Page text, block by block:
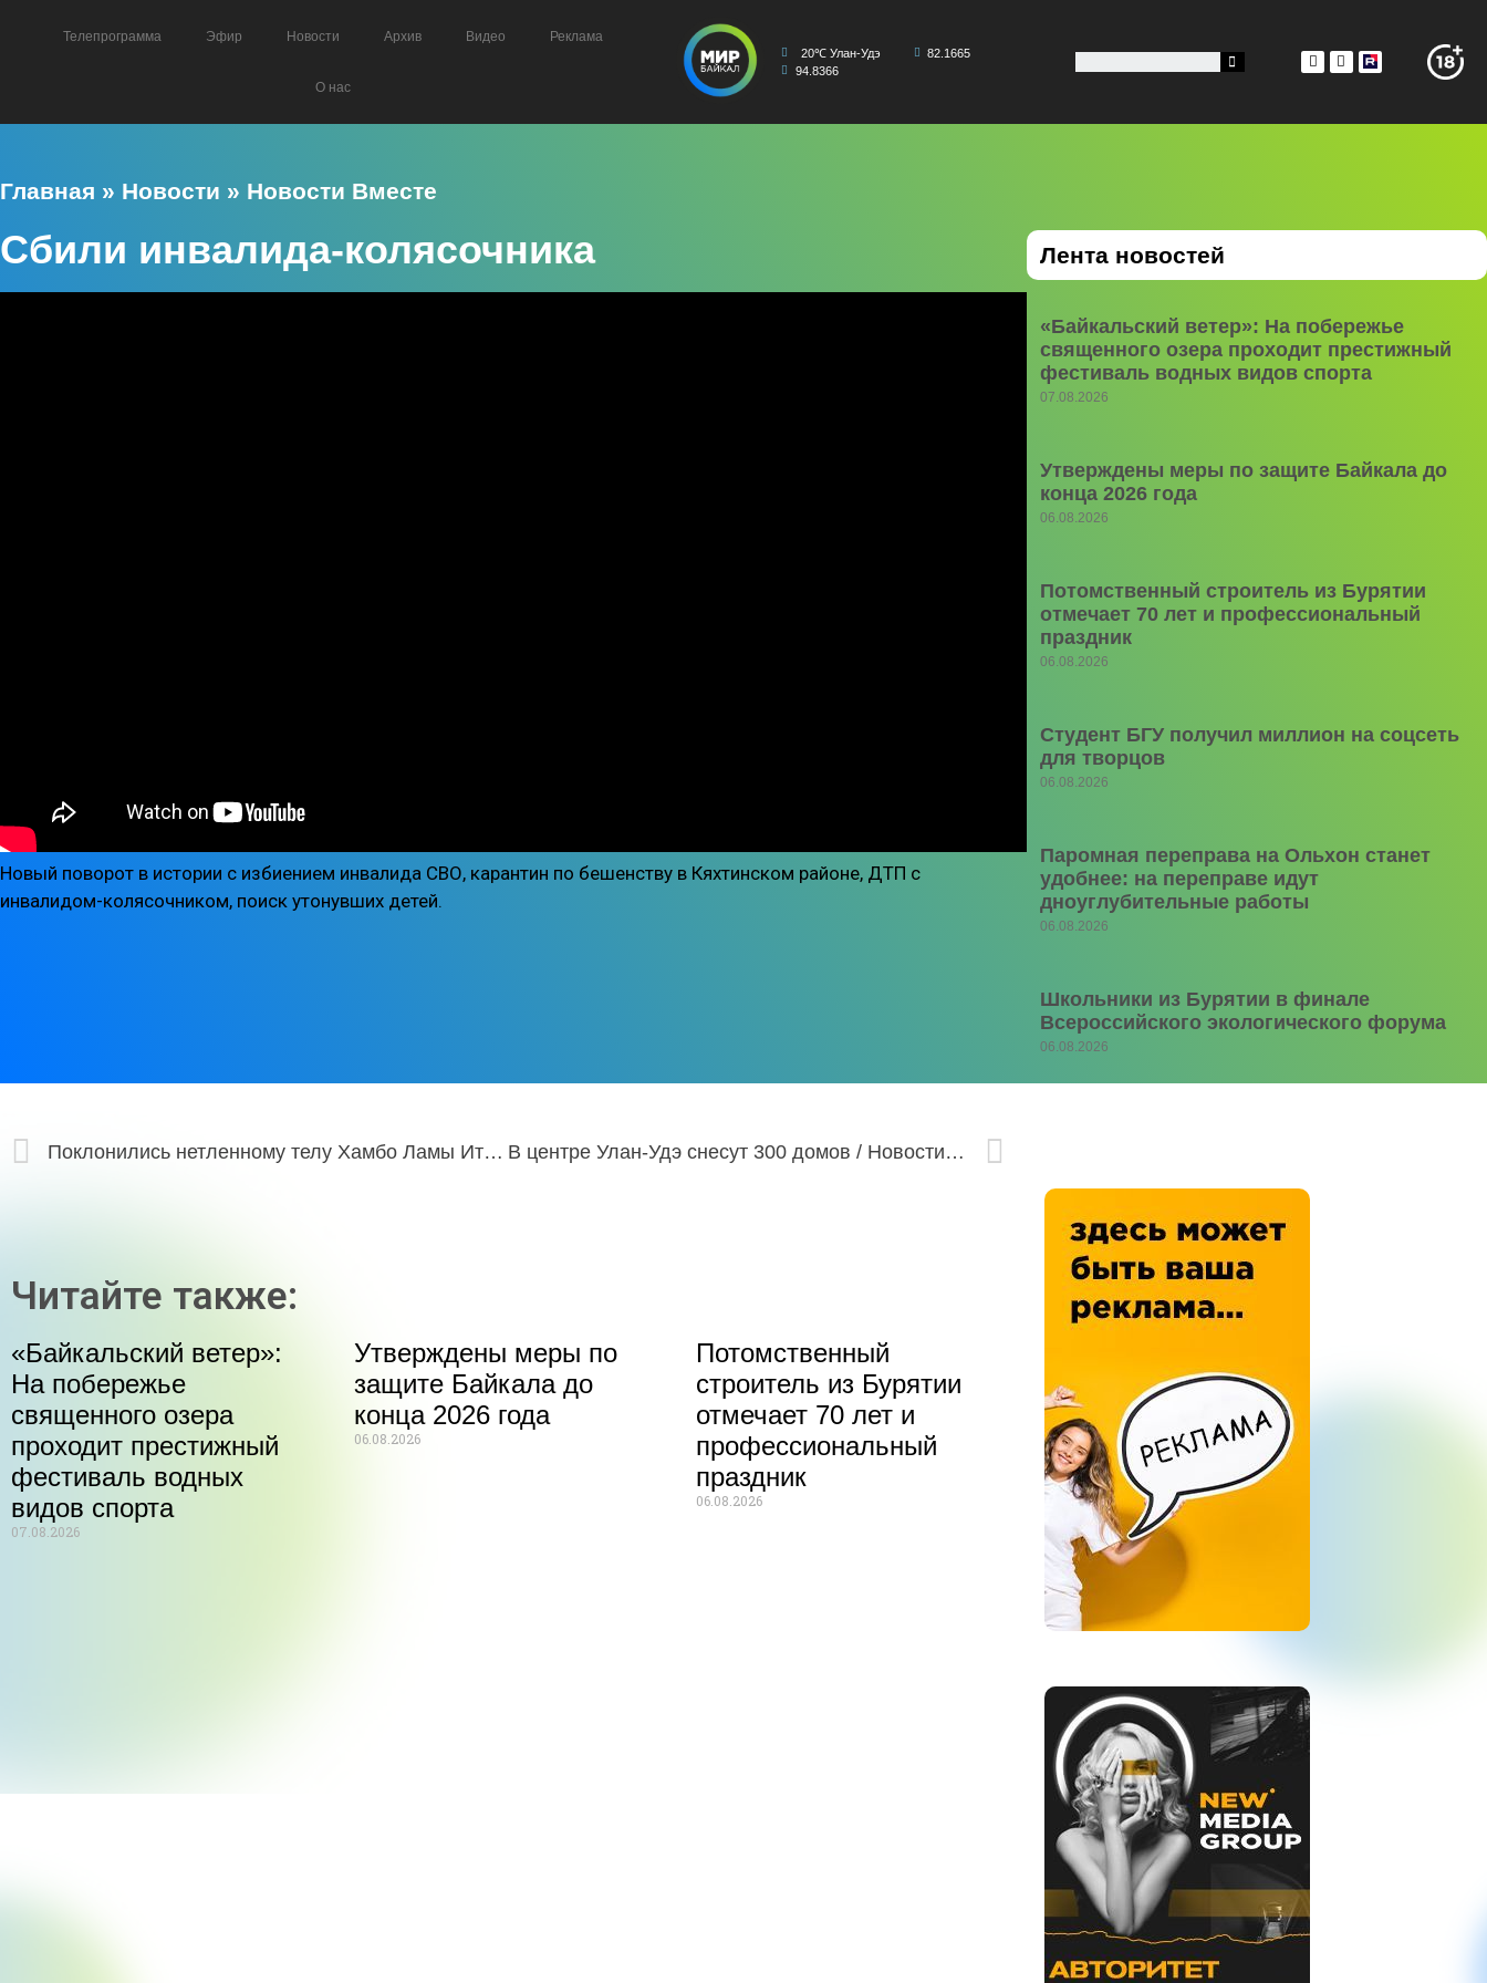
Телепрограмма Эфир Новости Архив Видео Реклама
О нас
20℃ Улан-Удэ
82.1665
94.8366
Главная » Новости » Новости Вместе
Сбили инвалида-колясочника
Новый поворот в истории с избиением инвалида СВО, карантин по бешенству в Кяхтинском районе, ДТП с
инвалидом-колясочником, поиск утонувших детей.
Лента новостей
«Байкальский ветер»: На побережье
священного озера проходит престижный
фестиваль водных видов спорта
07.08.2026
Утверждены меры по защите Байкала до
конца 2026 года
06.08.2026
Потомственный строитель из Бурятии
отмечает 70 лет и профессиональный
праздник
06.08.2026
Студент БГУ получил миллион на соцсеть
для творцов
06.08.2026
Паромная переправа на Ольхон станет
удобнее: на переправе идут
дноуглубительные работы
06.08.2026
Школьники из Бурятии в финале
Всероссийского экологического форума
06.08.2026
Поклонились нетленному телу Хамбо Ламы Итигэлова В центре Улан-Удэ снесут 300 домов / Новости от 18.08.2023
Читайте также:
«Байкальский ветер»:
На побережье
священного озера
проходит престижный
фестиваль водных
видов спорта
07.08.2026
Утверждены меры по
защите Байкала до
конца 2026 года
06.08.2026
Потомственный
строитель из Бурятии
отмечает 70 лет и
профессиональный
праздник
06.08.2026